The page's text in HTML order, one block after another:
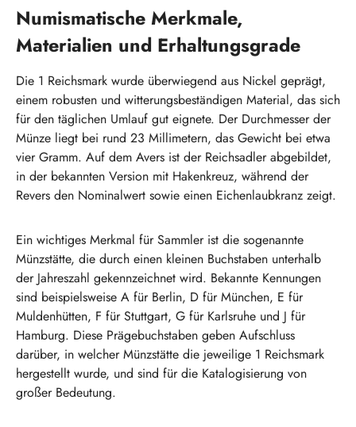
Numismatische Merkmale,
Materialien und Erhaltungsgrade
Die 1 Reichsmark wurde überwiegend aus Nickel geprägt,
einem robusten und witterungsbeständigen Material, das sich
für den täglichen Umlauf gut eignete. Der Durchmesser der
Münze liegt bei rund 23 Millimetern, das Gewicht bei etwa
vier Gramm. Auf dem Avers ist der Reichsadler abgebildet,
in der bekannten Version mit Hakenkreuz, während der
Revers den Nominalwert sowie einen Eichenlaubkranz zeigt.
Ein wichtiges Merkmal für Sammler ist die sogenannte
Münzstätte, die durch einen kleinen Buchstaben unterhalb
der Jahreszahl gekennzeichnet wird. Bekannte Kennungen
sind beispielsweise A für Berlin, D für München, E für
Muldenhütten, F für Stuttgart, G für Karlsruhe und J für
Hamburg. Diese Prägebuchstaben geben Aufschluss
darüber, in welcher Münzstätte die jeweilige 1 Reichsmark
hergestellt wurde, und sind für die Katalogisierung von
großer Bedeutung.